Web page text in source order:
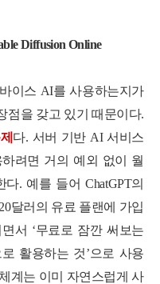
Diffusion Online
이스 AI를 사용하는지가
점을 갖고 있기 때문이다.
다. 서버 기반 AI 서비스
려면 거의 예외 없이 월
. 예를 들어 ChatGPT의
달러의 유료 플랜에 가입
서 ‘무료로 잠깐 써보는
활용하는 것’으로 사용
계는 이미 자연스럽게 사